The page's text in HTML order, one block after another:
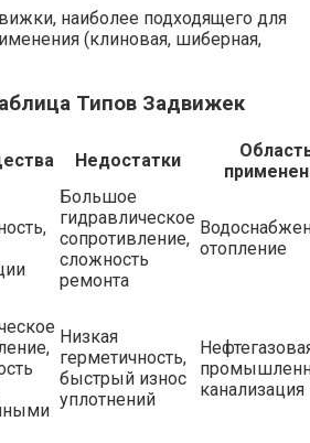
наиболее подходящего для
(клиновая, шиберная,
Типов Задвижек
Недостатки
Большое
гидравлическое
сопротивление,
сложность
ремонта
отопление
Низкая
герметичность,
быстрый износ
уплотнений
канализация